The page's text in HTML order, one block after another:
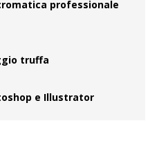
professionale
truffa
e Illustrator